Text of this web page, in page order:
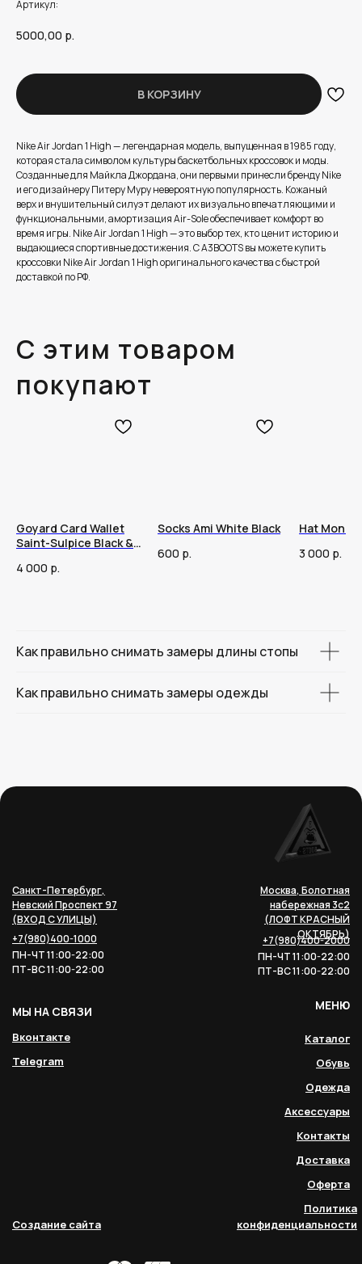
Артикул:
5000,00 р.
В КОРЗИНУ
Nike Air Jordan 1 High — легендарная модель, выпущенная в 1985 году,
которая стала символом культуры баскетбольных кроссовок и моды.
Созданные для Майкла Джордана, они первыми принесли бренду Nike
и его дизайнеру Питеру Муру невероятную популярность. Кожаный
верх и внушительный силуэт делают их визуально впечатляющими и
функциональными, амортизация Air-Sole обеспечивает комфорт во
время игры. Nike Air Jordan 1 High — это выбор тех, кто ценит историю и
выдающиеся спортивные достижения. С A3BOOTS вы можете купить
кроссовки Nike Air Jordan 1 High оригинального качества с быстрой
доставкой по РФ.
С этим товаром
покупают
Goyard Card Wallet
Saint-Sulpice Black &
4 000 р.
Socks Ami White Black
600 р.
Hat
3 000 р.
Как правильно снимать замеры длины стопы
Как правильно снимать замеры одежды
Санкт-Петербург,
Невский Проспект 97
(ВХОД С УЛИЦЫ)
+7(980)400-1000
ПН-ЧТ 11:00-22:00
ПТ-ВС 11:00-22:00
Москва, Болотная
набережная 3с2
(ЛОФТ КРАСНЫЙ
ОКТЯБРЬ)
+7(980)400-2000
ПН-ЧТ 11:00-22:00
ПТ-ВС 11:00-22:00
МЕНЮ
Каталог
Обувь
Одежда
Аксессуары
Контакты
Доставка
Оферта
Политика
конфиденциальности
МЫ НА СВЯЗИ
Вконтакте
Telegram
Создание сайта